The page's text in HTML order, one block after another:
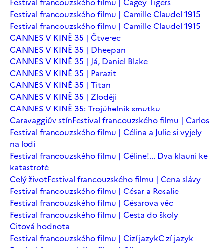
Festival francouzského filmu | Camille Claudel 1915
Festival francouzského filmu | Camille Claudel 1915
CANNES V KINĚ 35 | Čtverec
CANNES V KINĚ 35 | Dheepan
CANNES V KINĚ 35 | Já, Daniel Blake
CANNES V KINĚ 35 | Parazit
CANNES V KINĚ 35 | Titan
CANNES V KINĚ 35 | Zloději
CANNES V KINĚ 35: Trojúhelník smutku
Caravaggiův stínFestival francouzského filmu | Carlos
Festival francouzského filmu | Célina a Julie si vyjely
na lodi
Festival francouzského filmu | Céline!... Dva klauni ke
katastrofě
Celý životFestival francouzského filmu | Cena slávy
Festival francouzského filmu | César a Rosalie
Festival francouzského filmu | Césarova věc
Festival francouzského filmu | Cesta do školy
Citová hodnota
Festival francouzského filmu | Cizí jazykCizí jazyk